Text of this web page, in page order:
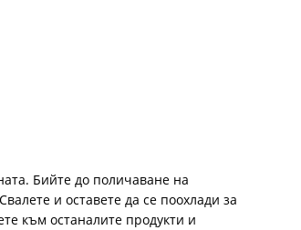
Бийте до поличаване на
и оставете да се поохлади за
към останалите продукти и